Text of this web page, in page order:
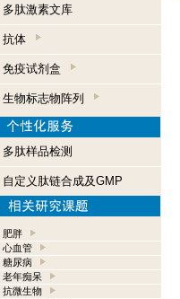
多肽激素文库
抗体
免疫试剂盒
生物标志物阵列
多肽样品检测
自定义肽链合成及GMP
肥胖
心血管
糖尿病
老年痴呆
抗微生物